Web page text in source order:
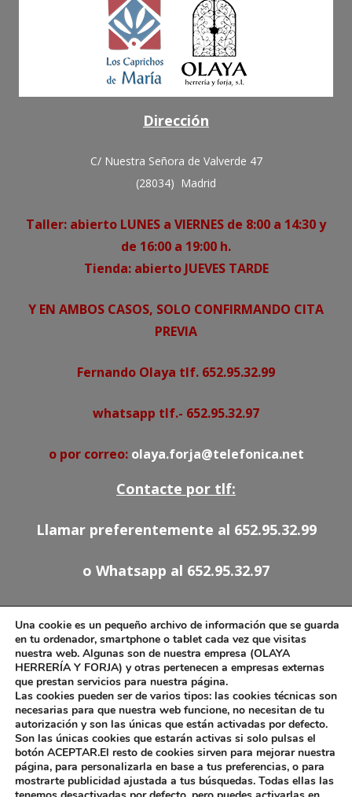
Dirección
C/ Nuestra Señora de Valverde 47
(28034) Madrid
Taller: abierto LUNES a VIERNES de 8:00 a 14:30 y
de 16:00 a 19:00 h.
Tienda: abierto JUEVES TARDE
Y EN AMBOS CASOS, SOLO CONFIRMANDO CITA
PREVIA
Fernando Olaya tlf. 652.95.32.99
whatsapp tlf.- 652.95.32.97
o por correo: olaya.forja@telefonica.net
Contacte por tlf:
Llamar preferentemente al 652.95.32.99
o Whatsapp al 652.95.32.97
91.527.54.78
652.95.32.97
olaya.forja@telefonica.net
Aviso Legal
Política de Cookies
Una cookie es un pequeño archivo de información que se guarda
en tu ordenador, smartphone o tablet cada vez que visitas
nuestra web. Algunas son de nuestra empresa (OLAYA
HERRERÍA Y FORJA) y otras pertenecen a empresas externas
que prestan servicios para nuestra página.
Las cookies pueden ser de varios tipos: las cookies técnicas son
necesarias para que nuestra web funcione, no necesitan de tu
autorización y son las únicas que están activadas por defecto.
Son las únicas cookies que estarán activas si solo pulsas el
botón ACEPTAR.El resto de cookies sirven para mejorar nuestra
página, para personalizarla en base a tus preferencias, o para
mostrarte publicidad ajustada a tus búsquedas. Todas ellas las